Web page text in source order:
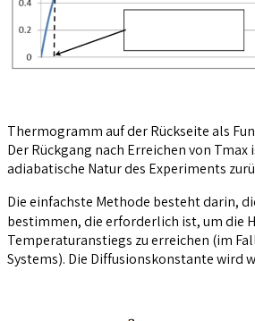
Thermogramm auf der Rückseite als
Der Rückgang nach Erreichen von
adiabatische Natur des Experiments
Die einfachste Methode besteht darin,
bestimmen, die erforderlich ist, um die
Temperaturanstiegs zu erreichen (im
Systems). Die Diffusionskonstante wird